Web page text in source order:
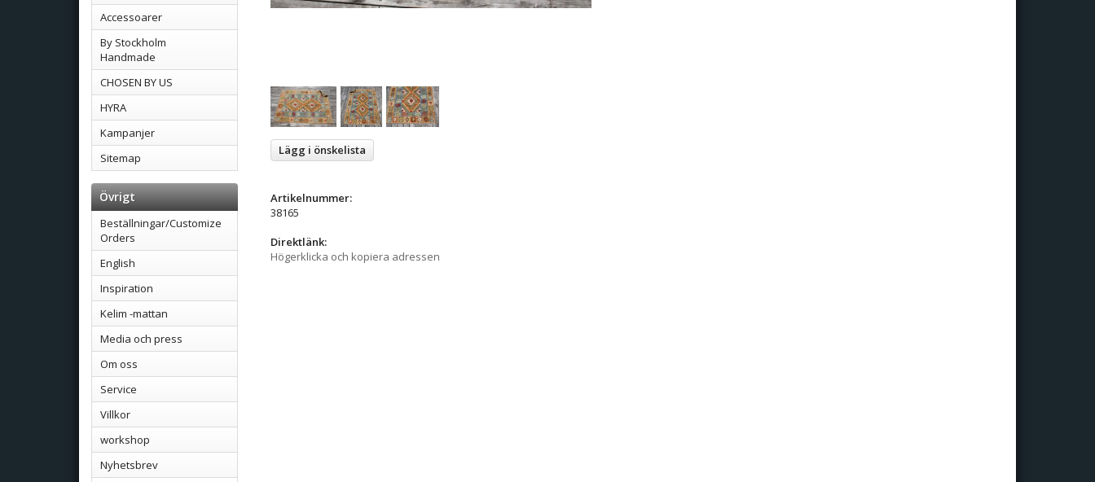
Accessoarer
By Stockholm
Handmade
CHOSEN BY US
HYRA
Kampanjer
Sitemap
Övrigt
Beställningar/Customize
Orders
English
Inspiration
Kelim -mattan
Media och press
Om oss
Service
Villkor
workshop
Nyhetsbrev
Lägg i önskelista
Artikelnummer:
38165
Direktlänk:
Högerklicka och kopiera adressen